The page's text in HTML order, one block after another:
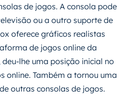
de jogos. A consola pode
ou a outro suporte de
oferece gráficos realistas
de jogos online da
lhe uma posição inicial no
online. Também a tornou uma
outras consolas de jogos.